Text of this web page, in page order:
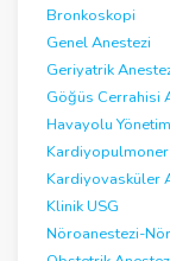
Bronkoskopi
Genel Anestezi
Geriyatrik
Göğüs Cerrahisi
Havayolu
Kardiyovasküler
Klinik USG
Nöroanestezi-